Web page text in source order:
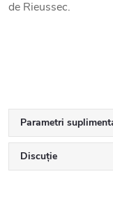
de Rieussec.
Parametri
Discuţie